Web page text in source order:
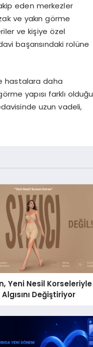
eden merkezler
ve yakın görme
ve kişiye özel
başarısındaki rolüne
hastalara daha
yapısı farklı olduğu
uzun vadeli,
Yeni Nesil Korseleriyle
Değiştiriyor